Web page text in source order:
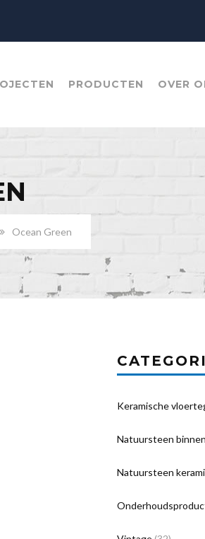
PRODUCTEN OVER
Ocean Green
Keramische
Natuursteen binnen
Natuursteen